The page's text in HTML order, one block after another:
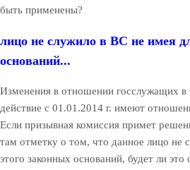
быть применены?
лицо не служило в ВС не имея
оснований...
Изменения в отношении госслужащих в
действие с 01.01.2014 г. имеют
Если призывная комиссия примет
там отметку о том, что данное лицо не
этого законных оснований, будет ли это